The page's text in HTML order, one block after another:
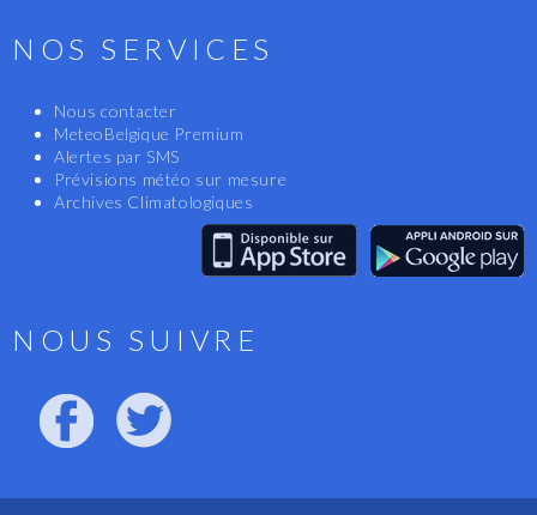
NOS SERVICES
Nous contacter
MeteoBelgique Premium
Alertes par SMS
Prévisions météo sur mesure
Archives Climatologiques
NOUS SUIVRE